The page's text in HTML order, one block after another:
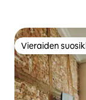
Vieraiden
Vieraiden